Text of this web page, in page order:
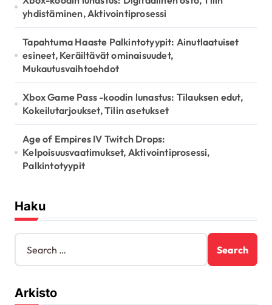
yhdistäminen, Aktivointiprosessi
Tapahtuma Haaste Palkintotyypit: Ainutlaatuiset
esineet, Keräiltävät ominaisuudet,
Mukautusvaihtoehdot
Xbox Game Pass -koodin lunastus: Tilauksen edut,
Kokeilutarjoukset, Tilin asetukset
Age of Empires IV Twitch Drops:
Kelpoisuusvaatimukset, Aktivointiprosessi,
Palkintotyypit
Haku
S
a
c
Arkisto